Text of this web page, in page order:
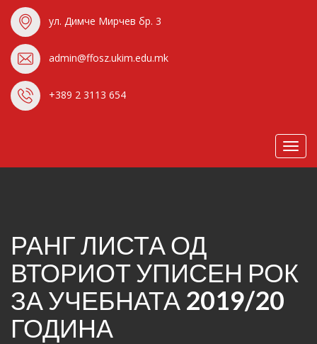
ул. Димче Мирчев бр. 3
admin@ffosz.ukim.edu.mk
+389 2 3113 654
РАНГ ЛИСТА ОД
ВТОРИОТ УПИСЕН РОК
ЗА УЧЕБНАТА 2019/20
ГОДИНА